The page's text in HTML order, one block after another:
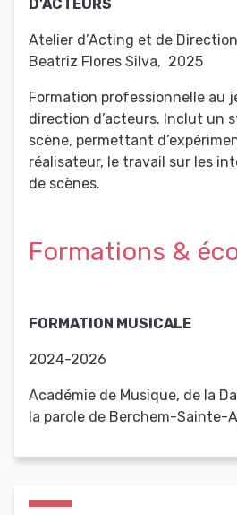
D’ACTEURS
Atelier d’Acting et de
Beatriz Flores Silva, 2025
Formation professionnelle au
direction d’acteurs. Inclut un
scène, permettant
réalisateur, le travail sur les
de scènes.
Formations &
FORMATION MUSICALE
2024-2026
Académie de Musique, de la
la parole de Berchem-Sainte-